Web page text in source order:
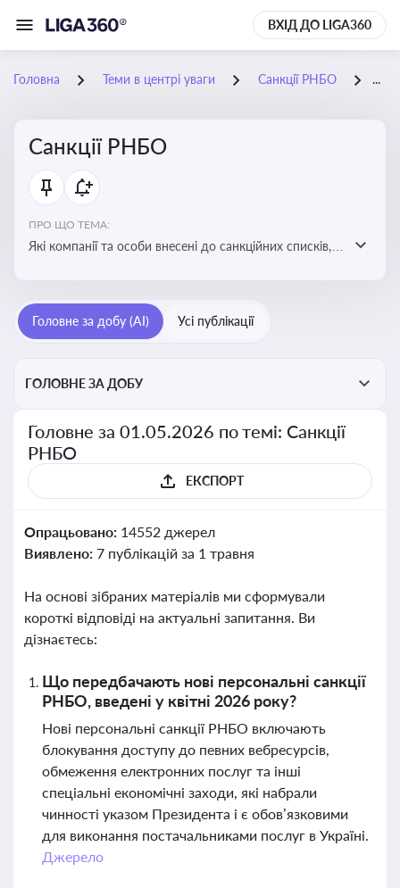
ВХІД ДО LIGA360
Головна Теми в центрі уваги Санкції РНБО
Санкції РНБО
ПРО ЩО ТЕМА:
Які компанії та особи внесені до санкційних списків,
санкцій для бізнесу та економіки в цілому
Головне за добу (AI) Усі публікації
ГОЛОВНЕ ЗА ДОБУ
Головне за 01.05.2026 по темі: Санкції
РНБО
ЕКСПОРТ
Опрацьовано: 14552 джерел
Виявлено: 7 публікацій за 1 травня
На основі зібраних матеріалів ми сформували
короткі відповіді на актуальні запитання. Ви
дізнаєтесь:
Що передбачають нові персональні санкції
РНБО, введені у квітні 2026 року?
Нові персональні санкції РНБО включають
блокування доступу до певних вебресурсів,
обмеження електронних послуг та інші
спеціальні економічні заходи, які набрали
чинності указом Президента і є обов’язковими
для виконання постачальниками послуг в Україні.
Джерело